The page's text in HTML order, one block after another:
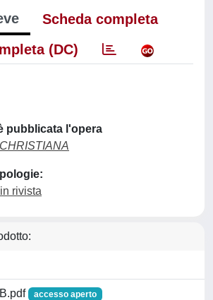
Scheda completa
(DC)
pubblicata l'opera
rivista
accesso aperto